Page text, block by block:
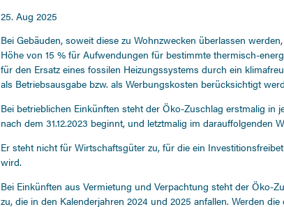
25. Aug 2025
Bei Gebäuden, soweit diese zu Wohnzwecken überlassen
Höhe von 15 % für Aufwendungen für bestimmte thermisch-
für den Ersatz eines fossilen Heizungssystems durch ein
als Betriebsausgabe bzw. als Werbungskosten berücksichtigt
Bei betrieblichen Einkünften steht der Öko-Zuschlag erstmalig in
nach dem 31.12.2023 beginnt, und letztmalig im darauffolgenden
Er steht nicht für Wirtschaftsgüter zu, für die ein
wird.
Bei Einkünften aus Vermietung und Verpachtung steht der Öko-
zu, die in den Kalenderjahren 2024 und 2025 anfallen. Werden